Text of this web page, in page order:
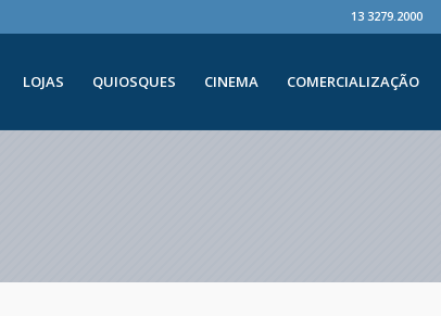
13 3279.2000
LOJAS QUIOSQUES CINEMA COMERCIALIZAÇÃO